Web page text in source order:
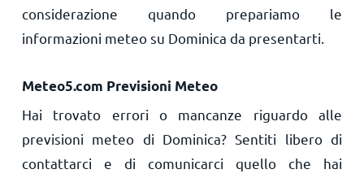
considerazione quando prepariamo le
informazioni meteo su Dominica da presentarti.
Meteo5.com Previsioni Meteo
Hai trovato errori o mancanze riguardo alle
previsioni meteo di Dominica? Sentiti libero di
contattarci e di comunicarci quello che hai